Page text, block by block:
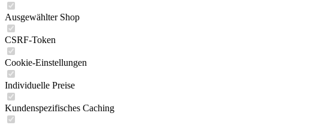
Ausgewählter Shop
CSRF-Token
Cookie-Einstellungen
Individuelle Preise
Kundenspezifisches Caching